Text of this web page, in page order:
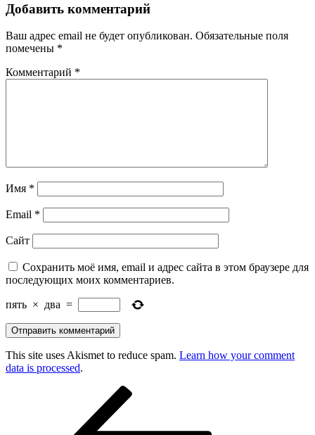
Добавить комментарий
Ваш адрес email не будет опубликован. Обязательные поля
помечены *
Комментарий *
Имя *
Email *
Сайт
Сохранить моё имя, email и адрес сайта в этом браузере для
последующих моих комментариев.
пять × два =
This site uses Akismet to reduce spam. Learn how your comment
data is processed.